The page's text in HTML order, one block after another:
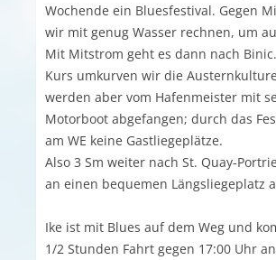
Wochende ein Bluesfestival. Gegen
wir mit genug Wasser rechnen, um
Mit Mitstrom geht es dann nach
Kurs umkurven wir die
werden aber vom Hafenmeister mit
Motorboot abgefangen; durch das
am WE keine Gastliegeplätze.
Also 3 Sm weiter nach St. Quay-
an einen bequemen Längsliegeplatz
Ike ist mit Blues auf dem Weg und
1/2 Stunden Fahrt gegen 17:00 Uhr